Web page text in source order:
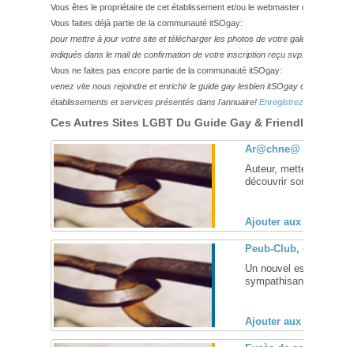
Vous êtes le propriétaire de cet établissement et/ou le webmaster de ce site?
Vous faites déjà partie de la communauté itSOgay:
pour mettre à jour votre site et télécharger les photos de votre galerie,
indiqués dans le mail de confirmation de votre inscription reçu svp.
Vous ne faites pas encore partie de la communauté itSOgay:
venez vite nous rejoindre et enrichir le guide gay lesbien itSOgay de vos
établissements et services présentés dans l'annuaire! Enregistrez-vous ici!
Ces Autres Sites LGBT Du Guide Gay & Friendly
Ar@chne@
Auteur, metteur en
découvrir son univers
Ajouter aux favoris
Peub-Club, cruising
Un nouvel espace de
sympathisants,
Ajouter aux favoris